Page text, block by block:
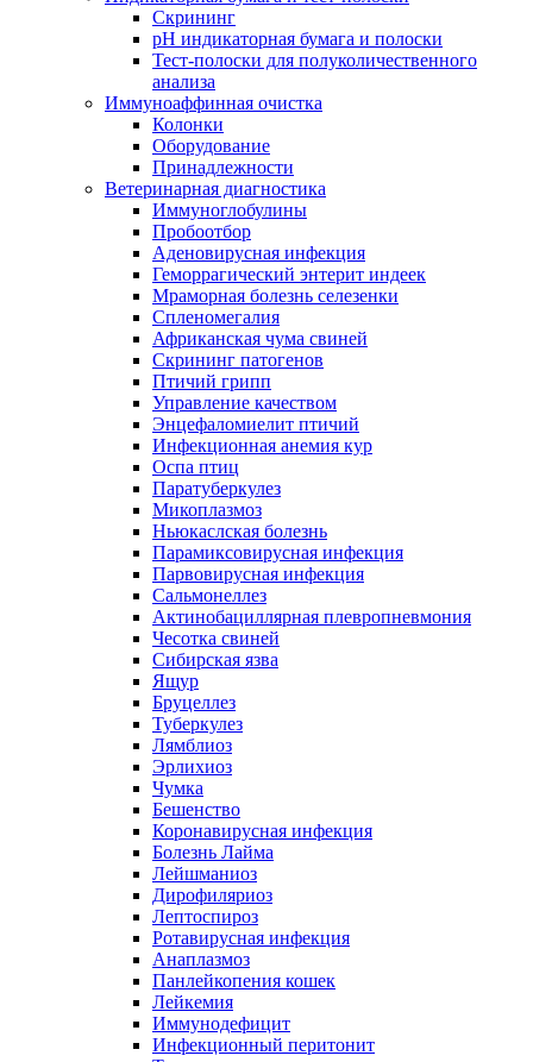
Скрининг
pH индикаторная бумага и полоски
Тест-полоски для полуколичественного
анализа
Иммуноаффинная очистка
Колонки
Оборудование
Принадлежности
Ветеринарная диагностика
Иммуноглобулины
Пробоотбор
Аденовирусная инфекция
Геморрагический энтерит индеек
Мраморная болезнь селезенки
Спленомегалия
Африканская чума свиней
Скрининг патогенов
Птичий грипп
Управление качеством
Энцефаломиелит птичий
Инфекционная анемия кур
Оспа птиц
Паратуберкулез
Микоплазмоз
Ньюкаслская болезнь
Парамиксовирусная инфекция
Парвовирусная инфекция
Сальмонеллез
Актинобациллярная плевропневмония
Чесотка свиней
Сибирская язва
Ящур
Бруцеллез
Туберкулез
Лямблиоз
Эрлихиоз
Чумка
Бешенство
Коронавирусная инфекция
Болезнь Лайма
Лейшманиоз
Дирофиляриоз
Лептоспироз
Ротавирусная инфекция
Анаплазмоз
Панлейкопения кошек
Лейкемия
Иммунодефицит
Инфекционный перитонит